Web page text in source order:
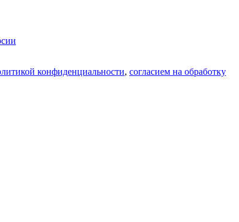
конфиденциальности, согласием на обработку